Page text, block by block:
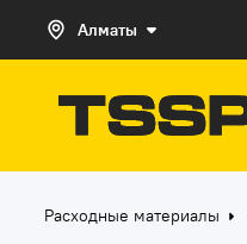
Алматы
Расходные материалы